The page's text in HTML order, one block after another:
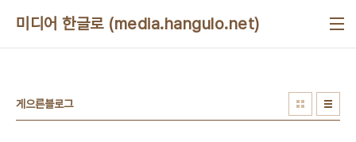
미디어 한글로 (media.hangulo.net)
게으른블로그